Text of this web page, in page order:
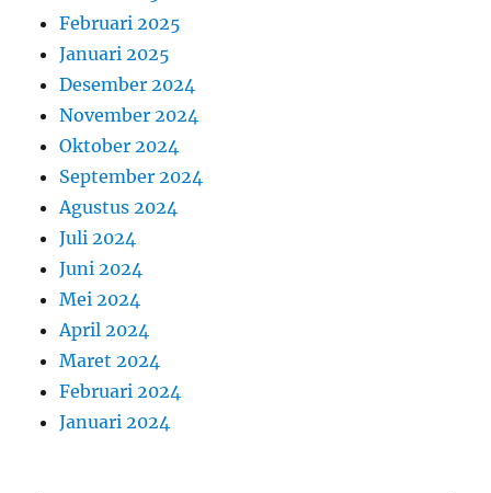
Februari 2025
Januari 2025
Desember 2024
November 2024
Oktober 2024
September 2024
Agustus 2024
Juli 2024
Juni 2024
Mei 2024
April 2024
Maret 2024
Februari 2024
Januari 2024